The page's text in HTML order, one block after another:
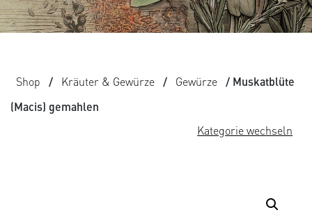
Shop / Kräuter & Gewürze / Gewürze
/ Muskatblüte
(Macis) gemahlen
Kategorie wechseln